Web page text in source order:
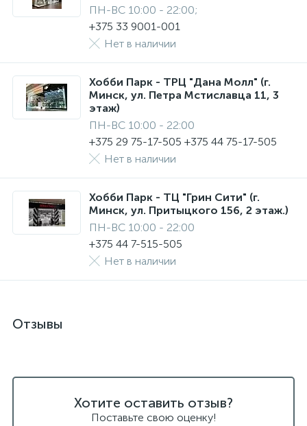
ПН-ВС 10:00 - 22:00;
+375 33 9001-001
Нет в наличии
Хобби Парк - ТРЦ "Дана Молл" (г.
Минск, ул. Петра Мстиславца 11, 3
этаж)
ПН-ВС 10:00 - 22:00
+375 29 75-17-505 +375 44 75-17-505
Нет в наличии
Хобби Парк - ТЦ "Грин Сити" (г.
Минск, ул. Притыцкого 156, 2 этаж.)
ПН-ВС 10:00 - 22:00
+375 44 7-515-505
Нет в наличии
Отзывы
Хотите оставить отзыв?
Поставьте свою оценку!